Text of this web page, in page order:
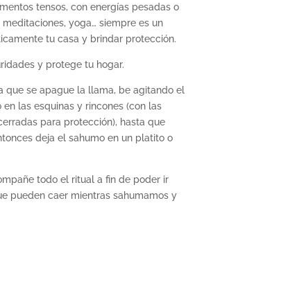
tensos, con energías pesadas o
yoga… siempre es un
tu casa y brindar protección.
y protege tu hogar.
que se apague la llama, be agitando el
las esquinas y rincones (con las
para protección), hasta que
deja el sahumoen un platitoo
todo el ritual a fin de poder ir
pueden caer mientras sahumamosy